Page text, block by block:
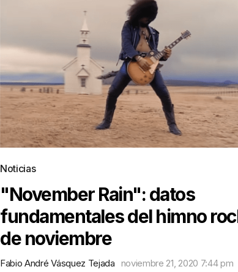
Noticias
"November Rain": datos
fundamentales del himno
de noviembre
Fabio André Vásquez Tejada noviembre 21, 2020 7:44 pm